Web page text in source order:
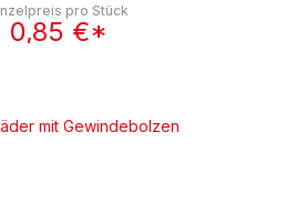
pro Stück
0,85 €*